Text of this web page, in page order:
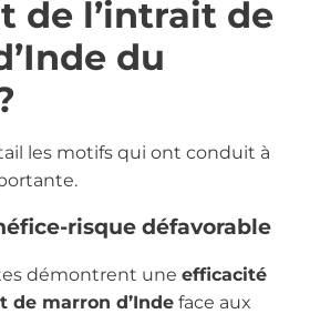
de l’intrait de
du
les motifs qui ont conduit à
risque défavorable
démontrent une efficacité
de marron d’Inde face aux